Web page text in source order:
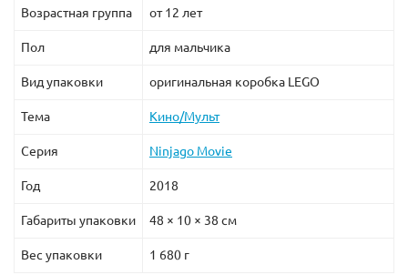
Возрастная группа от 12 лет
Пол для мальчика
Вид упаковки оригинальная коробка LEGO
Тема Кино/Мульт
Серия Ninjago Movie
Год 2018
Габариты упаковки 48 × 10 × 38 см
Вес упаковки 1 680 г